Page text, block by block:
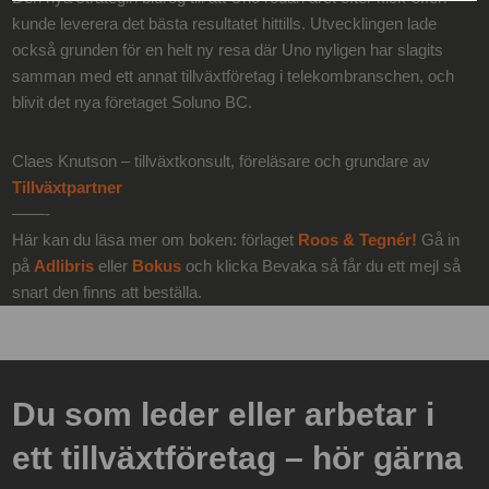
kunde leverera det bästa resultatet hittills. Utvecklingen lade
också grunden för en helt ny resa där Uno nyligen har slagits
samman med ett annat tillväxtföretag i telekombranschen, och
blivit det nya företaget Soluno BC.
Claes Knutson – tillväxtkonsult, föreläsare och grundare av
Tillväxtpartner
——-
Här kan du läsa mer om boken: förlaget Roos & Tegnér! Gå in
på Adlibris eller Bokus och klicka Bevaka så får du ett mejl så
snart den finns att beställa.
Du som leder eller arbetar i
ett tillväxtföretag – hör gärna